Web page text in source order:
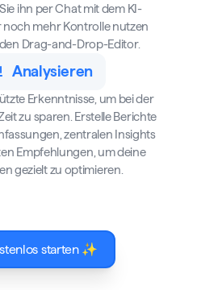
ihn per Chat mit dem KI-
noch mehr Kontrolle nutzen
Drag-and-Drop-Editor.
Analysieren
Erkenntnisse, um bei der
zu sparen. Erstelle Berichte
zentralen Insights
Empfehlungen, um deine
gezielt zu optimieren.
starten ✨